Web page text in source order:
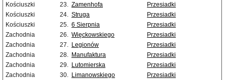
Kościuszki
23. Zamenhofa
Przesiadki
Kościuszki
24. Struga
Przesiadki
Kościuszki
25. 6 Sierpnia
Przesiadki
Zachodnia
26. Więckowskiego
Przesiadki
Zachodnia
27. Legionów
Przesiadki
Zachodnia
28. Manufaktura
Przesiadki
Zachodnia
29. Lutomierska
Przesiadki
Zachodnia
30. Limanowskiego
Przesiadki